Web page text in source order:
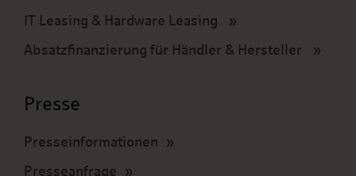
IT Leasing & Hardware Leasing
Absatzfinanzierung für Händler & Hersteller
Presse
Presseinformationen
Presseanfrage